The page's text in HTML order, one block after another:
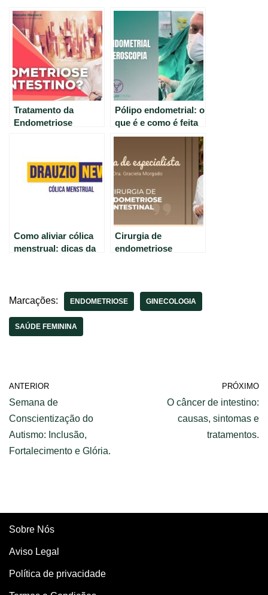
Tratamento da
Endometriose
Pólipo endometrial: o
que é e como é feita
a retirada por
Como aliviar cólica
menstrual: dicas da
Cirurgia de
endometriose
Marcações:
ENDOMETRIOSE GINECOLOGIA
SAÚDE FEMININA
ANTERIOR
Semana de
Conscientização do
Autismo: Inclusão,
Fortalecimento e Glória.
PRÓXIMO
O câncer de intestino:
causas, sintomas e
tratamentos.
Sobre Nós
Aviso Legal
Política de privacidade